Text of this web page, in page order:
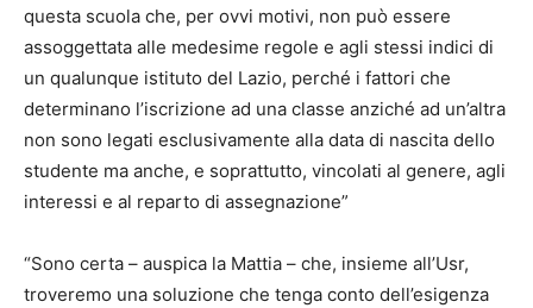
questa scuola che, per ovvi motivi, non può essere
assoggettata alle medesime regole e agli stessi indici di
un qualunque istituto del Lazio, perché i fattori che
determinano l’iscrizione ad una classe anziché ad un’altra
non sono legati esclusivamente alla data di nascita dello
studente ma anche, e soprattutto, vincolati al genere, agli
interessi e al reparto di assegnazione”
“Sono certa – auspica la Mattia – che, insieme all’Usr,
troveremo una soluzione che tenga conto dell’esigenza